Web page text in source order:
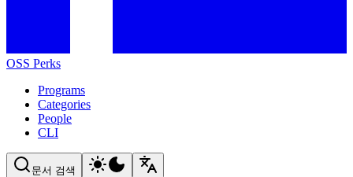
OSS Perks
Programs
Categories
People
CLI
문서 검색